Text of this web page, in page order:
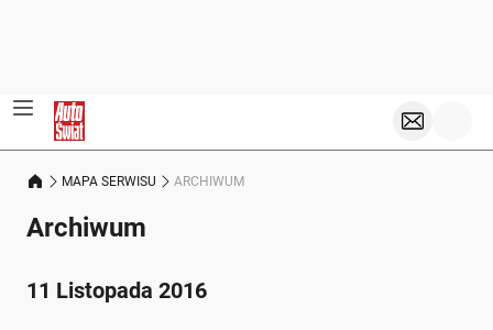
MAPA SERWISU ARCHIWUM
Archiwum
11 Listopada 2016